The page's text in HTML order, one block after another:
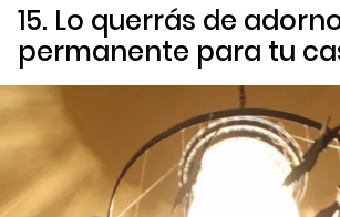
15. Lo querrás de
permanente para tu